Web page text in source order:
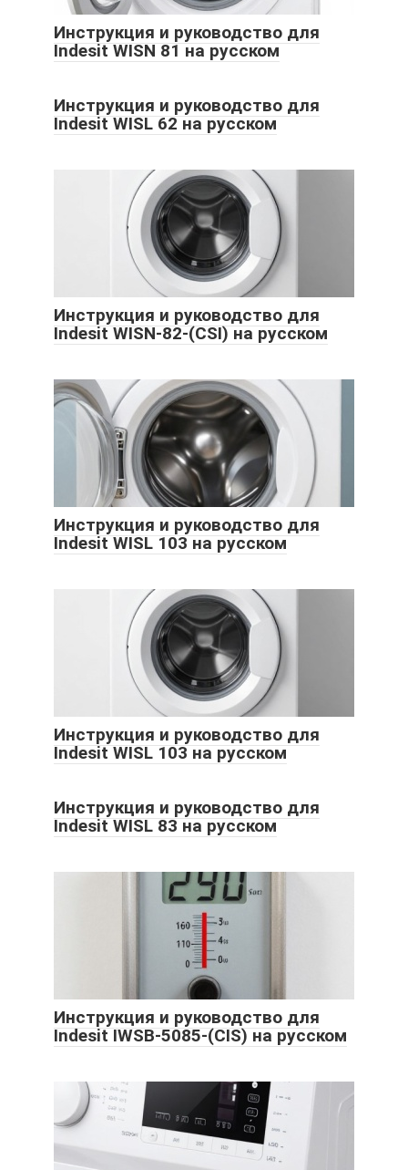
Инструкция и руководство для
Indesit WISN 81 на русском
Инструкция и руководство для
Indesit WISL 62 на русском
Инструкция и руководство для
Indesit WISN-82-(CSI) на русском
Инструкция и руководство для
Indesit WISL 103 на русском
Инструкция и руководство для
Indesit WISL 103 на русском
Инструкция и руководство для
Indesit WISL 83 на русском
Инструкция и руководство для
Indesit IWSB-5085-(CIS) на русском